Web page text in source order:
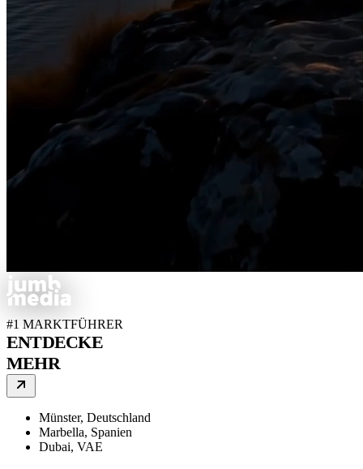
#1 MARKTFÜHRER
ENTDECKE
MEHR
Münster, Deutschland
Marbella, Spanien
Dubai, VAE